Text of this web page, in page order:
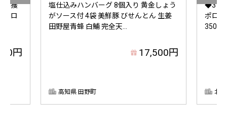
A 獲
キロ
円
塩仕込みハンバーグ 8個入り 黄金しょう
がソース付 4袋 美鮮豚 びせんとん 生姜
田野屋青蜂 白鯆 完全天...
17,500円
高知県 田野町
◆3ヵ
ポロ
北